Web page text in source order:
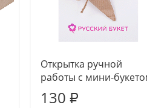
Открытка ручной
работы с мини-
130 ₽